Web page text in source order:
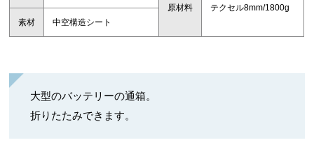
原材料
テクセル8mm/1800g
素材
中空構造シート
大型のバッテリーの通箱。
折りたたみできます。